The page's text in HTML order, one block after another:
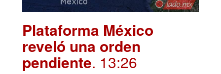
Plataforma México
reveló una orden
pendiente. 13:26